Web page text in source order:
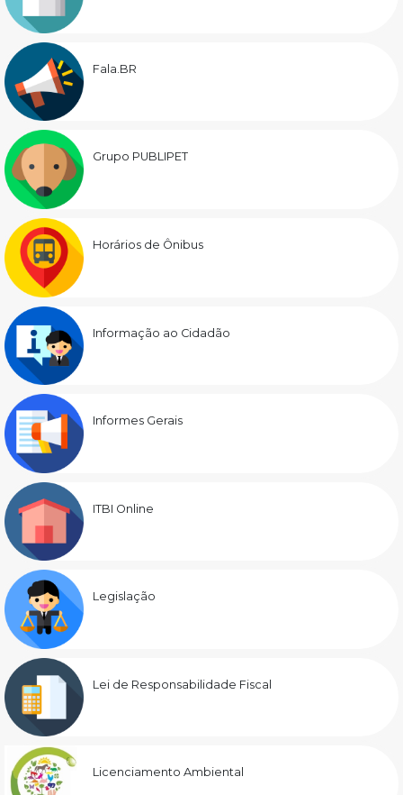
Fala.BR
Grupo PUBLIPET
Horários de Ônibus
Informação ao Cidadão
Informes Gerais
ITBI Online
Legislação
Lei de Responsabilidade Fiscal
Licenciamento Ambiental